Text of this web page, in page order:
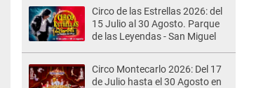
Circo de las Estrellas 2026: del
15 Julio al 30 Agosto. Parque
de las Leyendas - San Miguel
Circo Montecarlo 2026: Del 17
de Julio hasta el 30 Agosto en